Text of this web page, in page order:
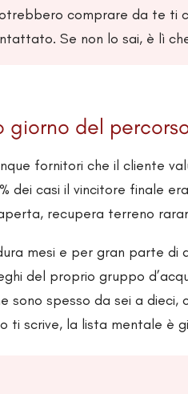
comprare da te ti
Se non lo sai, è lì
giorno del
fornitori che il cliente
dei casi il vincitore finale
recupera terreno
mesi e per gran parte
del proprio gruppo
sono spesso da sei a
ti scrive, la lista mentale è